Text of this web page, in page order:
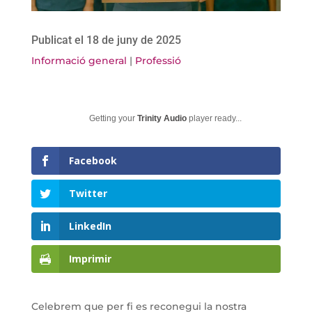
Publicat el 18 de juny de 2025
Informació general | Professió
Getting your Trinity Audioplayer ready...
Facebook
Twitter
LinkedIn
Imprimir
Celebrem que per fi es reconegui la nostra